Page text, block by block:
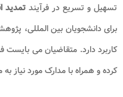
تسهیل و تسریع در فرآیند تمدید
برای دانشجویان بین المللی،
کاربرد دارد. متقاضیان می
کرده و همراه با مدارک مورد نیاز